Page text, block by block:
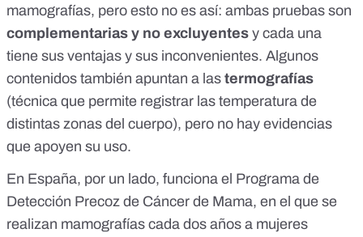
mamografías, pero esto no es así: ambas pruebas son
complementarias y no excluyentes y cada una
tiene sus ventajas y sus inconvenientes. Algunos
contenidos también apuntan a las termografías
(técnica que permite registrar las temperatura de
distintas zonas del cuerpo), pero no hay evidencias
que apoyen su uso.
En España, por un lado, funciona el Programa de
Detección Precoz de Cáncer de Mama, en el que se
realizan mamografías cada dos años a mujeres